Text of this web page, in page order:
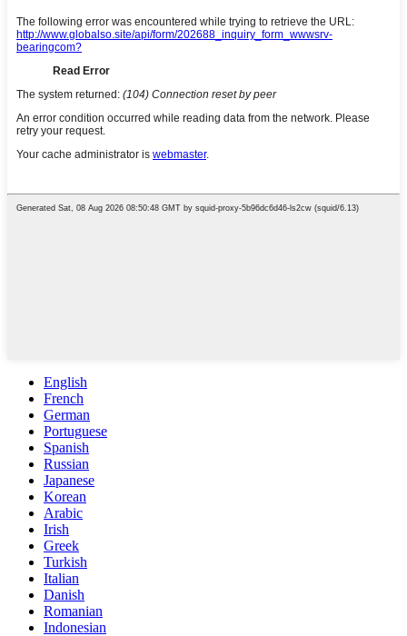
English
French
German
Portuguese
Spanish
Russian
Japanese
Korean
Arabic
Irish
Greek
Turkish
Italian
Danish
Romanian
Indonesian